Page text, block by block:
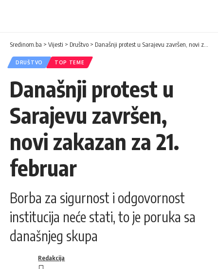
Sredinom.ba > Vijesti > Društvo > Današnji protest u Sarajevu završen, novi zakazan za 21. februar
DRUŠTVO TOP TEME
Današnji protest u
Sarajevu završen,
novi zakazan za 21.
februar
Borba za sigurnost i odgovornost
institucija neće stati, to je poruka sa
današnjeg skupa
Redakcija